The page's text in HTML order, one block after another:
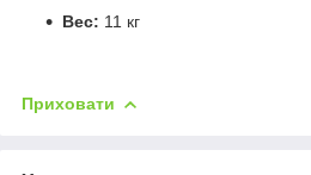
Вес: 11 кг
Приховати